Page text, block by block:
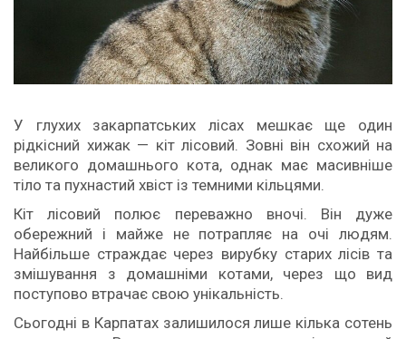
У глухих закарпатських лісах мешкає ще один
рідкісний хижак — кіт лісовий. Зовні він схожий на
великого домашнього кота, однак має масивніше
тіло та пухнастий хвіст із темними кільцями.
Кіт лісовий полює переважно вночі. Він дуже
обережний і майже не потрапляє на очі людям.
Найбільше страждає через вирубку старих лісів та
змішування з домашніми котами, через що вид
поступово втрачає свою унікальність.
Сьогодні в Карпатах залишилося лише кілька сотень